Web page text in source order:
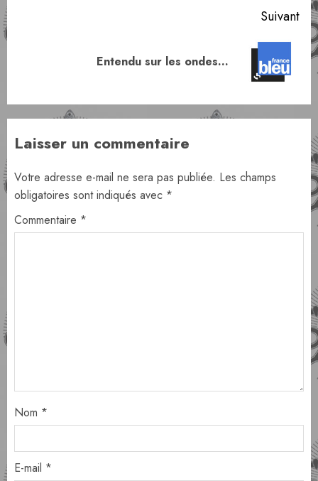
Suivant
Entendu sur les ondes…
Laisser un commentaire
Votre adresse e-mail ne sera pas publiée. Les champs
obligatoires sont indiqués avec *
Commentaire *
Nom *
E-mail *